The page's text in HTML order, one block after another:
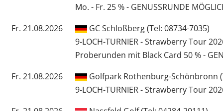
Mo. - Fr. 25 % - GENUSSRUNDE
Fr. 21.08.2026
GC Schloßberg (Tel: 08734-7035)
9-LOCH-TURNIER - Strawberry Tour
Proberunden mit Black Card 50 % -
Fr. 21.08.2026
Golfpark Rothenburg-Schönbronn
9-LOCH-TURNIER - Strawberry Tour